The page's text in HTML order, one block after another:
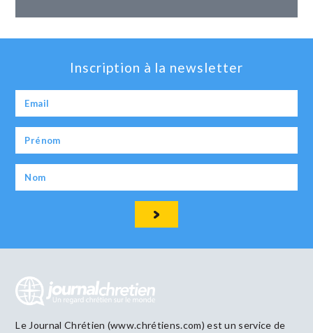
Inscription à la newsletter
Le Journal Chrétien (www.chrétiens.com) est un service de